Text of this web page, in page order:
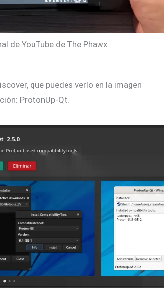
de YouTube de The Phawx
que puedes verlo en la imagen
ProtonUp-Qt.